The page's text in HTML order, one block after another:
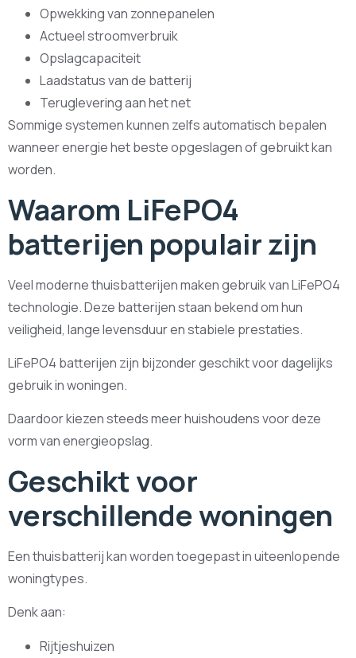
Opwekking van zonnepanelen
Actueel stroomverbruik
Opslagcapaciteit
Laadstatus van de batterij
Teruglevering aan het net
Sommige systemen kunnen zelfs automatisch bepalen
wanneer energie het beste opgeslagen of gebruikt kan
worden.
Waarom LiFePO4
batterijen populair zijn
Veel moderne thuisbatterijen maken gebruik van LiFePO4
technologie. Deze batterijen staan bekend om hun
veiligheid, lange levensduur en stabiele prestaties.
LiFePO4 batterijen zijn bijzonder geschikt voor dagelijks
gebruik in woningen.
Daardoor kiezen steeds meer huishoudens voor deze
vorm van energieopslag.
Geschikt voor
verschillende woningen
Een thuisbatterij kan worden toegepast in uiteenlopende
woningtypes.
Denk aan:
Rijtjeshuizen